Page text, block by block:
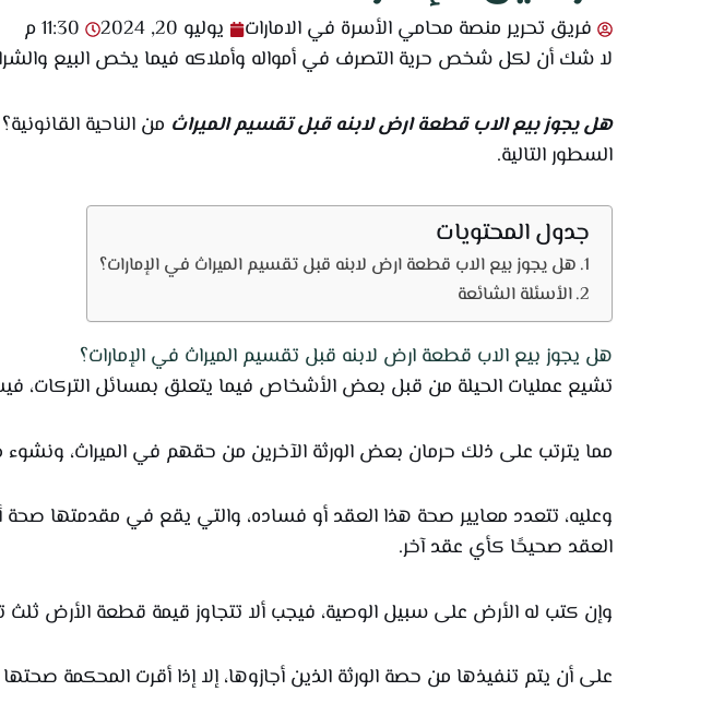
فريق تحرير منصة محامي الأسرة في الامارات يوليو 20, 2024
11:30 م
لا شك أن لكل شخص حرية التصرف في أمواله وأملاكه فيما يخص البيع
هل يجوز بيع الاب قطعة ارض لابنه قبل تقسيم الميراث من الناحية
السطور التالية.
جدول المحتويات
هل يجوز بيع الاب قطعة ارض لابنه قبل تقسيم الميراث في الإمارات؟
الأسئلة الشائعة
هل يجوز بيع الاب قطعة ارض لابنه قبل تقسيم الميراث في الإمارات؟
تشيع عمليات الحيلة من قبل بعض الأشخاص فيما يتعلق بمسائل التركات،
مما يترتب على ذلك حرمان بعض الورثة الآخرين من حقهم في الميراث،
وعليه، تتعدد معايير صحة هذا العقد أو فساده، والتي يقع في مقدمتها
العقد صحيحًا كأي عقد آخر.
وإن كتب له الأرض على سبيل الوصية، فيجب ألا تتجاوز قيمة قطعة الأرض ثلث
على أن يتم تنفيذها من حصة الورثة الذين أجازوها، إلا إذا أقرت المحكمة